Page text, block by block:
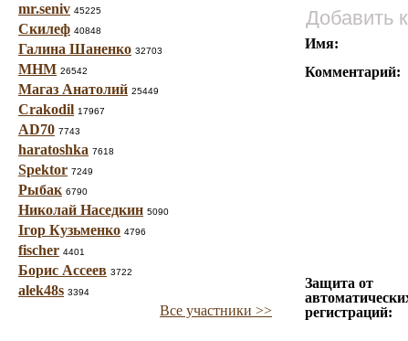
mr.seniv 45225
Скилеф 40848
Галина Шаненко 32703
МНМ 26542
Магаз Анатолий 25449
Crakodil 17967
AD70 7743
haratoshka 7618
Spektor 7249
Рыбак 6790
Николай Наседкин 5090
Ігор Кузьменко 4796
fischer 4401
Борис Ассеев 3722
alek48s 3394
Все участники >>
Добавить
Имя:
Комментарий:
Защита от
регистраций: